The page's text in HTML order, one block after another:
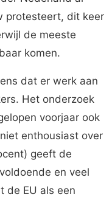
protesteert, dit keer
de meeste
komen.
dat er werk aan
Het onderzoek
voorjaar ook
enthousiast over
geeft de
en veel
de EU als een